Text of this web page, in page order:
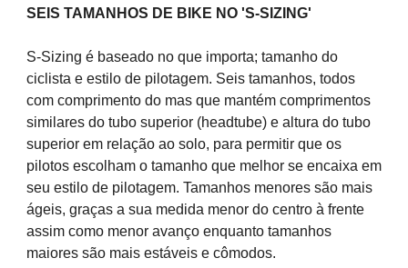
SEIS TAMANHOS DE BIKE NO 'S-SIZING'
S-Sizing é baseado no que importa; tamanho do
ciclista e estilo de pilotagem. Seis tamanhos, todos
com comprimento do mas que mantém comprimentos
similares do tubo superior (headtube) e altura do tubo
superior em relação ao solo, para permitir que os
pilotos escolham o tamanho que melhor se encaixa em
seu estilo de pilotagem. Tamanhos menores são mais
ágeis, graças a sua medida menor do centro à frente
assim como menor avanço enquanto tamanhos
maiores são mais estáveis e cômodos.